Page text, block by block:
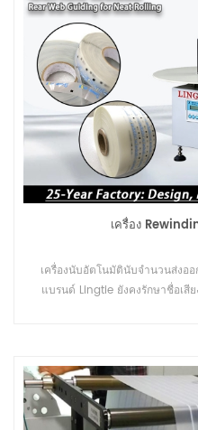
เครื่อง
เครื่องนับอัตโนมัตินับจำนวนส่งอ
แบรนด์ Lingtie ยังคงรักษาชื่อเสี